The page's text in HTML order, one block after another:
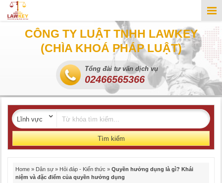
CÔNG TY LUẬT TNHH LAWKEY
(CHÌA KHOÁ PHÁP LUẬT)
Tổng đài tư vấn dịch vụ
02466565366
Tìm kiếm
Home » Dân sự » Hỏi đáp - Kiến thức » Quyền hưởng dụng là gì? Khái
niệm và đặc điểm của quyền hưởng dụng